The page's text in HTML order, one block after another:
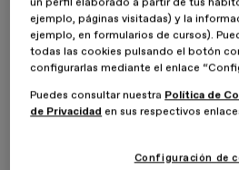
Albert Boté , alumno delMáster
ESDESIGN
, ha diseñado un proyecto
World.
ILGA es una comunidad amplia y
compromiso de proteger y difundir
ejemplo, páginas visitadas) y la
ejemplo, en formularios de cursos).
todas las cookies pulsando el botón
configurarlas mediante el enlace
Puedes consultar nuestra Política de
de Privacidad en sus respectivos
Configuración de